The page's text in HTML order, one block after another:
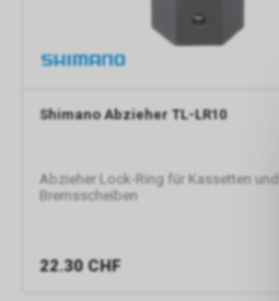
Shimano Abzieher TL-LR10
Abzieher Lock-Ring für Kassetten und
Bremsscheiben
22.30 CHF